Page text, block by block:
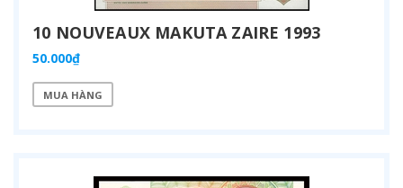
10 NOUVEAUX MAKUTA ZAIRE 1993
50.000₫
MUA HÀNG